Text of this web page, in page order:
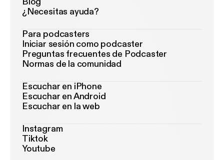
¿Necesitas ayuda?
Para podcasters
Iniciar sesión como podcaster
Preguntas frecuentes de Podcaster
Normas de la comunidad
Escuchar en iPhone
Escuchar en Android
Escuchar en la web
Instagram
Tiktok
Youtube